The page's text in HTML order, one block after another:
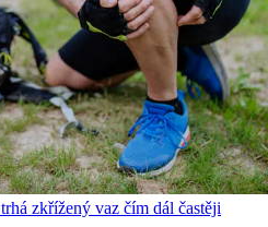
zkřížený vaz čím dál častěji